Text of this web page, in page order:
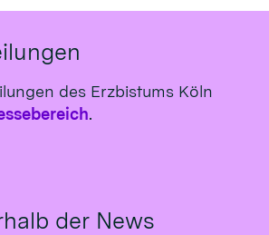
des Erzbistums Köln
.
der News